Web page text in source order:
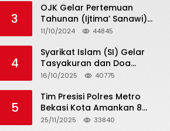
Aksi Rakyat
3
OJK Gelar Pertemuan
Tahunan (Ijtima’ Sanawi)
Dewan Pengawas Syariah
11/10/2024 44845
4
Syarikat Islam (SI) Gelar
Tasyakuran dan Doa
Bersama Organisasi
16/10/2025 40775
5
Tim Presisi Polres Metro
Bekasi Kota Amankan 8
Remaja Diduga Hendak
25/11/2025 33840